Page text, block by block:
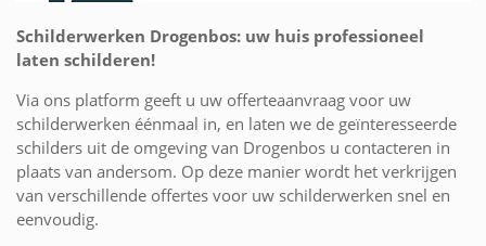
Schilderwerken Drogenbos: uw huis professioneel
laten schilderen!
Via ons platform geeft u uw offerteaanvraag voor uw
schilderwerken éénmaal in, en laten we de geïnteresseerde
schilders uit de omgeving van Drogenbos u contacteren in
plaats van andersom. Op deze manier wordt het verkrijgen
van verschillende offertes voor uw schilderwerken snel en
eenvoudig.